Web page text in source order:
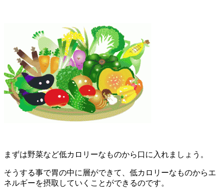
まずは野菜など低カロリーなものから口に入れましょう。
そうする事で胃の中に層ができて、低カロリーなものからエ
ネルギーを摂取していくことができるのです。